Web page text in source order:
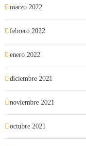
marzo 2022
febrero 2022
enero 2022
diciembre 2021
noviembre 2021
octubre 2021